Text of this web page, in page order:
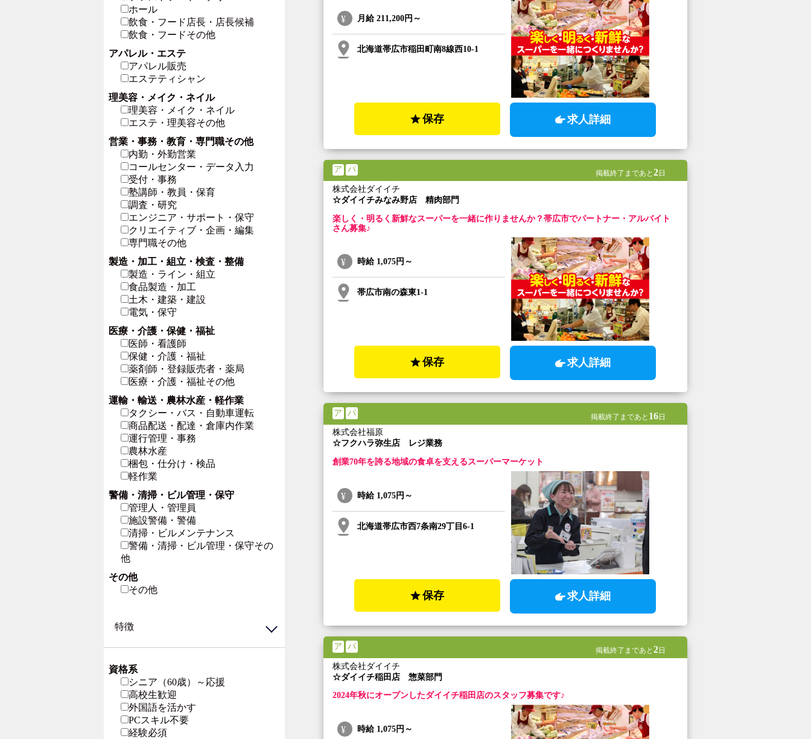
月給 211,200円～
北海道帯広市稲田町南8線西10-1
保存 求人詳細
ア パ 掲載終了まであと2日
株式会社ダイイチ
☆ダイイチみなみ野店 精肉部門
楽しく・明るく新鮮なスーパーを一緒に作りませんか？帯広市でパートナー・アルバイト
さん募集♪
時給 1,075円～
帯広市南の森東1-1
保存 求人詳細
ア パ 掲載終了まであと 16日
株式会社福原
☆フクハラ弥生店 レジ業務
創業70年を誇る地域の食卓を支えるスーパーマーケット
時給 1,075円～
北海道帯広市西7条南29丁目6-1
保存 求人詳細
ア パ 掲載終了まであと2日
株式会社ダイイチ
☆ダイイチ稲田店 惣菜部門
2024年秋にオープンしたダイイチ稲田店のスタッフ募集です♪
時給 1,075円～
ホール
飲食・フード店長・店長候補
飲食・フードその他
アパレル・エステ
アパレル販売
エステティシャン
理美容・メイク・ネイル
理美容・メイク・ネイル
エステ・理美容その他
営業・事務・教育・専門職その他
内勤・外勤営業
コールセンター・データ入力
受付・事務
塾講師・教員・保育
調査・研究
エンジニア・サポート・保守
クリエイティブ・企画・編集
専門職その他
製造・加工・組立・検査・整備
製造・ライン・組立
食品製造・加工
土木・建築・建設
電気・保守
医療・介護・保健・福祉
医師・看護師
保健・介護・福祉
薬剤師・登録販売者・薬局
医療・介護・福祉その他
運輸・輸送・農林水産・軽作業
タクシー・バス・自動車運転
商品配送・配達・倉庫内作業
運行管理・事務
農林水産
梱包・仕分け・検品
軽作業
警備・清掃・ビル管理・保守
管理人・管理員
施設警備・警備
清掃・ビルメンテナンス
警備・清掃・ビル管理・保守その
他
その他
その他
特徴
資格系
シニア（60歳）～応援
高校生歓迎
外国語を活かす
PCスキル不要
経験必須